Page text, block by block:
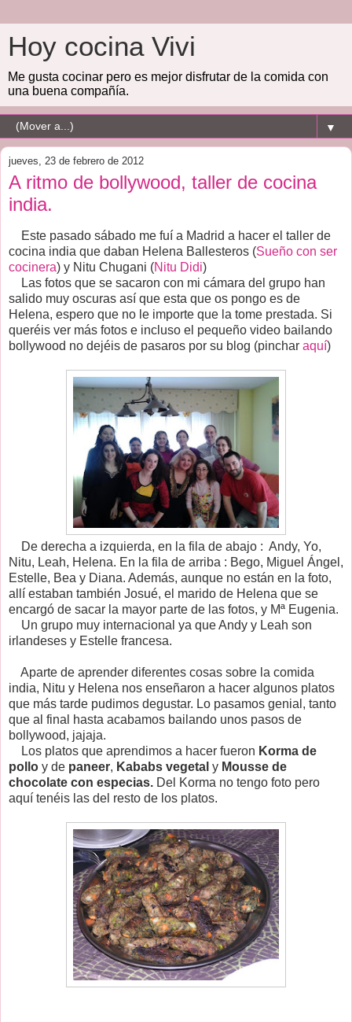
Hoy cocina Vivi
Me gusta cocinar pero es mejor disfrutar de la comida con
una buena compañía.
▼
jueves, 23 de febrero de 2012
A ritmo de bollywood, taller de cocina
india.
Este pasado sábado me fuí a Madrid a hacer el taller de
cocina india que daban Helena Ballesteros (Sueño con ser
cocinera) y Nitu Chugani (Nitu Didi)
Las fotos que se sacaron con mi cámara del grupo han
salido muy oscuras así que esta que os pongo es de
Helena, espero que no le importe que la tome prestada. Si
queréis ver más fotos e incluso el pequeño video bailando
bollywood no dejéis de pasaros por su blog (pinchar aquí)
De derecha a izquierda, en la fila de abajo : Andy, Yo,
Nitu, Leah, Helena. En la fila de arriba : Bego, Miguel Ángel,
Estelle, Bea y Diana. Además, aunque no están en la foto,
allí estaban también Josué, el marido de Helena que se
encargó de sacar la mayor parte de las fotos, y Mª Eugenia.
Un grupo muy internacional ya que Andy y Leah son
irlandeses y Estelle francesa.
Aparte de aprender diferentes cosas sobre la comida
india, Nitu y Helena nos enseñaron a hacer algunos platos
que más tarde pudimos degustar. Lo pasamos genial, tanto
que al final hasta acabamos bailando unos pasos de
bollywood, jajaja.
Los platos que aprendimos a hacer fueron Korma de
pollo y de paneer, Kababs vegetal y Mousse de
chocolate con especias. Del Korma no tengo foto pero
aquí tenéis las del resto de los platos.